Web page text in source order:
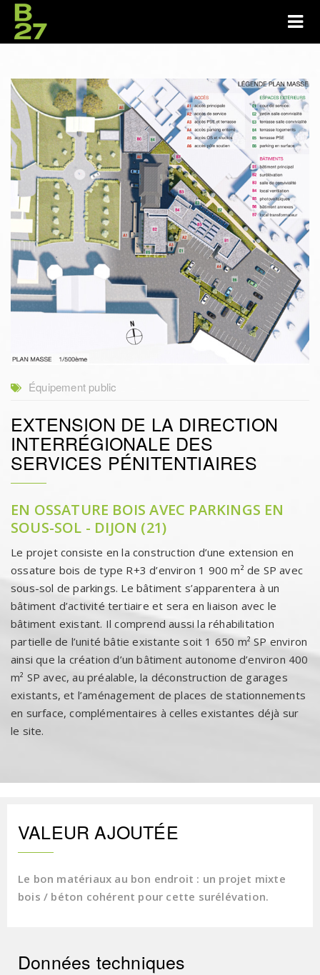
Équipement public
EXTENSION DE LA DIRECTION
INTERRÉGIONALE DES
SERVICES PÉNITENTIAIRES
EN OSSATURE BOIS AVEC PARKINGS EN
SOUS-SOL - DIJON (21)
Le projet consiste en la construction d’une extension en
ossature bois de type R+3 d’environ 1 900 m² de SP avec
sous-sol de parkings. Le bâtiment s’apparentera à un
bâtiment d’activité tertiaire et sera en liaison avec le
bâtiment existant. Il comprend aussi la réhabilitation
partielle de l’unité bâtie existante soit 1 650 m² SP environ
ainsi que la création d’un bâtiment autonome d’environ 400
m² SP avec, au préalable, la déconstruction de garages
existants, et l’aménagement de places de stationnements
en surface, complémentaires à celles existantes déjà sur
le site.
VALEUR AJOUTÉE
Le bon matériaux au bon endroit : un projet mixte
bois / béton cohérent pour cette surélévation.
Données techniques